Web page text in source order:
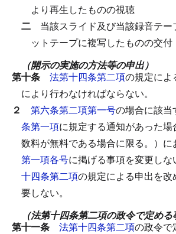
より再生したものの視聴
二 当該スライド及び当該録音テ
ットテープに複写したものの交付
（開示の実施の方法等の申出）
第十条 法第十四条第二項の規定によ
により行わなければならない。
２ 第六条第二項第一号の場合に該当
条第一項に規定する通知があった
数料が無料である場合に限る。）に
第一項各号に掲げる事項を変更しな
十四条第二項の規定による申出を改
要しない。
（法第十四条第二項の政令で定める
第十一条 法第十四条第二項の政令で